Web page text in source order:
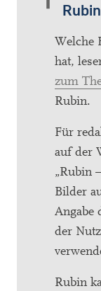
Rubin
Welche
hat,
zum
Rubin.
Für
auf der
„Rubin
Bilder
Angabe
der
Rubin